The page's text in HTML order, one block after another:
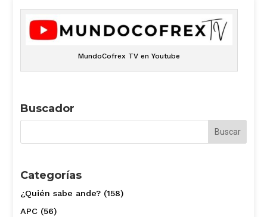
MundoCofrex TV en Youtube
Buscador
Categorías
¿Quién sabe ande?(158)
APC(56)